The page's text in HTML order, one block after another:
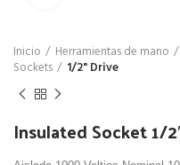
Inicio Herramientas de mano
Sockets
1/2" Drive
Insulated Socket 1/